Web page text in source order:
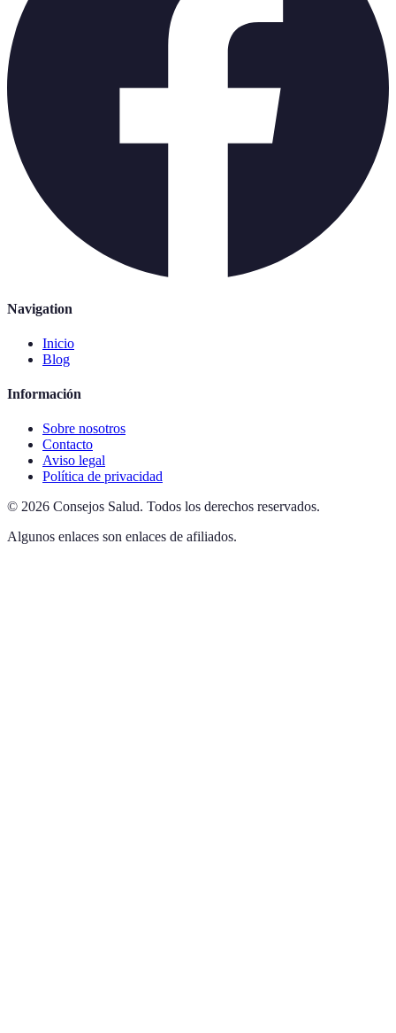
Navigation
Inicio
Blog
Información
Sobre nosotros
Contacto
Aviso legal
Política de privacidad
© 2026 Consejos Salud. Todos los derechos reservados.
Algunos enlaces son enlaces de afiliados.